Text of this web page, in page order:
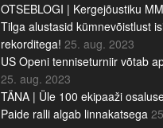
OTSEBLOGI | Kergejõustiku
Tilga alustasid kümnevõistlust
rekorditega! 25. aug. 2023
US Openi tenniseturniir võtab
25. aug. 2023
TÄNA | Üle 100 ekipaaži
Paide ralli algab linnakatsega